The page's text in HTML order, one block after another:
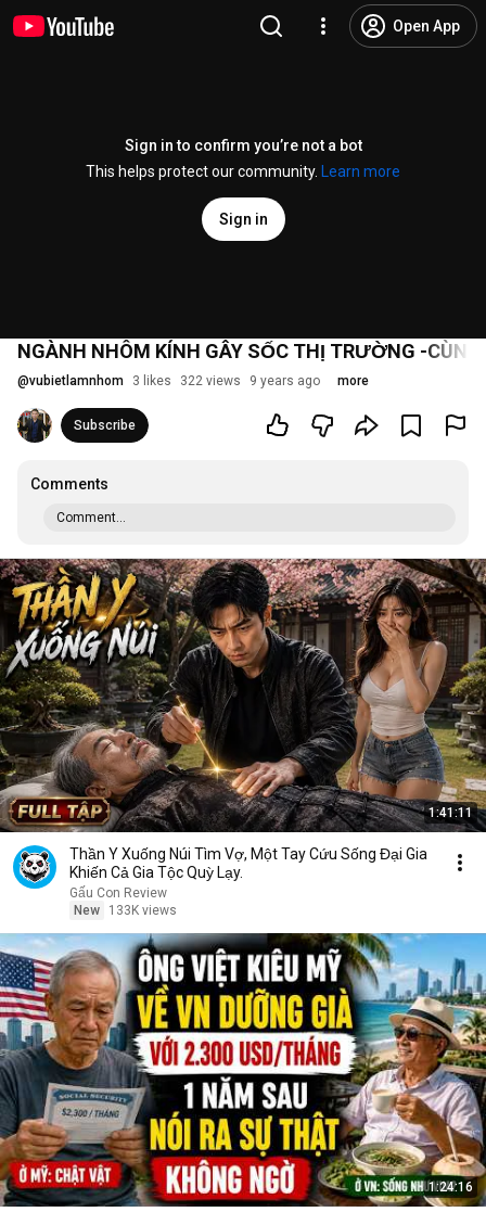
Open App
Sign in to confirm you’re not a bot
This helps protect our community.
Learn more
Sign in
NGÀNH NHÔM KÍNH GÂY SỐC THỊ TRƯỜNG -
@vubietlamnhom 3 likes 322 views 9 years ago more
Subscribe
Comments
Comment...
1:41:11
Thần Y Xuống Núi Tìm Vợ, Một Tay Cứu Sống Đại Gia
Khiến Cả Gia Tộc Quỳ Lạy.
Gấu Con Review
New
133K views
1:24:16